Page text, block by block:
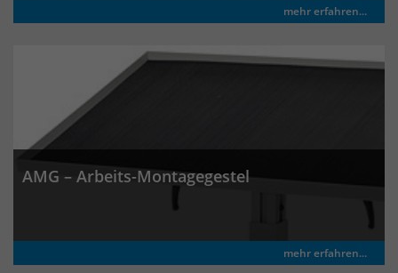
mehr erfahren...
AMG – Arbeits-Montagegestel
mehr erfahren...